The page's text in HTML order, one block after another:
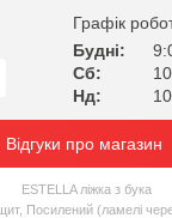
Графік
Будні:
Сб:
Нд:
Відгуки про магазин
ESTELLA ліжка з бука
Посилений (ламелі